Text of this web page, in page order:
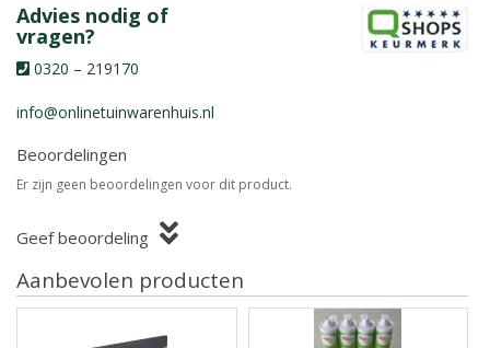
Advies nodig of
vragen?
0320 – 219170
info@onlinetuinwarenhuis.nl
Beoordelingen
Er zijn geen beoordelingen voor dit product.
Geef beoordeling
Aanbevolen producten